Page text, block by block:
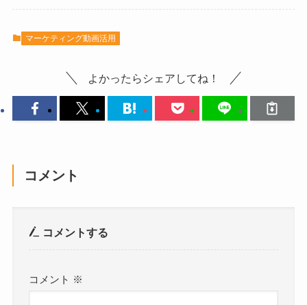
マーケティング動画活用
よかったらシェアしてね！
コメント
コメントする
コメント ※